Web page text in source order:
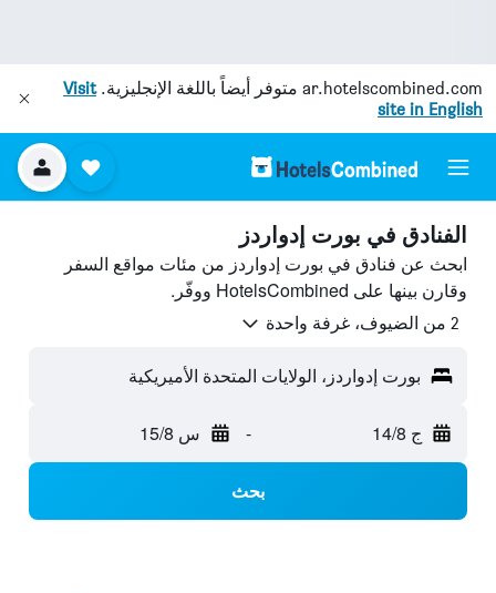
ar.hotelscombined.com متوفر أيضاً باللغة الإنجليزية.Visit
site in English
الفنادق في بورت إدواردز
ابحث عن فنادق في بورت إدواردز من مئات مواقع السفر
وقارن بينها على HotelsCombined ووفّر.
2 من الضيوف، غرفة واحدة
بورت إدواردز، الولايات المتحدة الأميريكية
ج 14/8 - س 15/8
بحث